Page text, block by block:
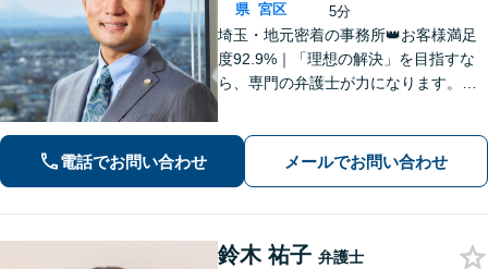
県 宮区
5分
埼玉・地元密着の事務所👑お客様満足
度92.9%｜「理想の解決」を目指すな
ら、専門の弁護士が力になります。電
ださい。まずは一歩を踏み出しましょ
う。
電話でお問い合わせ メールでお問い合わせ
鈴木 祐子 弁護士